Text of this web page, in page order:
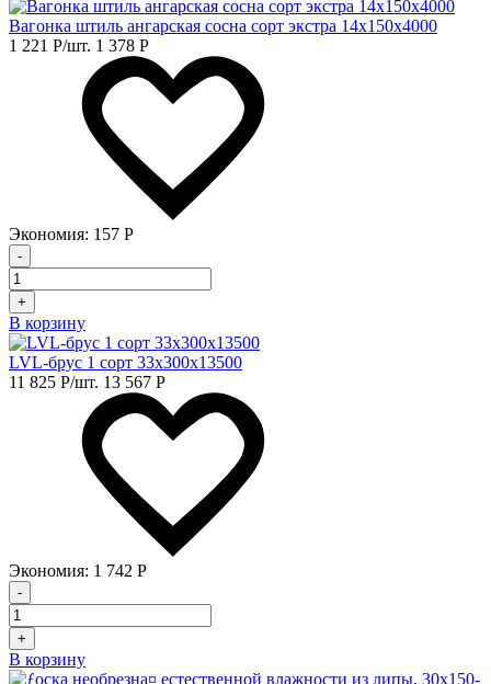
Вагонка штиль ангарская сосна сорт экстра 14х150х4000
1 221 Р/шт. 1 378 Р
Экономия: 157 Р
-
+
В корзину
LVL-брус 1 сорт 33х300х13500
11 825 Р/шт. 13 567 Р
Экономия: 1 742 Р
-
+
В корзину